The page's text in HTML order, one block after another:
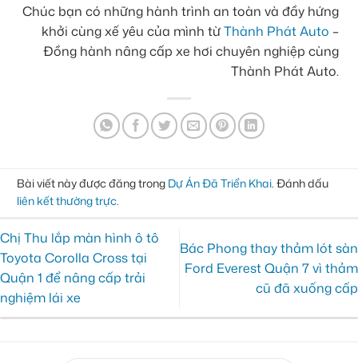
Chúc bạn có những hành trình an toàn và đầy hứng
khởi cùng xế yêu của mình từThành Phát Auto –
Đồng hành nâng cấp xe hơi chuyên nghiệp cùng
Thành Phát Auto.
Bài viết này được đăng trong Dự Án Đã Triển Khai. Đánh dấu
liên kết thường trực.
Chị Thu lắp màn hình ô tô
Toyota Corolla Cross tại
Quận 1 để nâng cấp trải
nghiệm lái xe
Bác Phong thay thảm lót sàn
Ford Everest Quận 7 vì thảm
cũ đã xuống cấp